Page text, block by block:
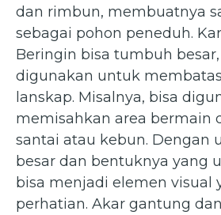
dan rimbun, membuatnya
sebagai pohon peneduh.
Beringin bisa tumbuh
digunakan untuk
lanskap. Misalnya, bisa
memisahkan area bermain
santai atau kebun. Dengan
besar dan bentuknya yang
bisa menjadi elemen visual
perhatian. Akar gantung